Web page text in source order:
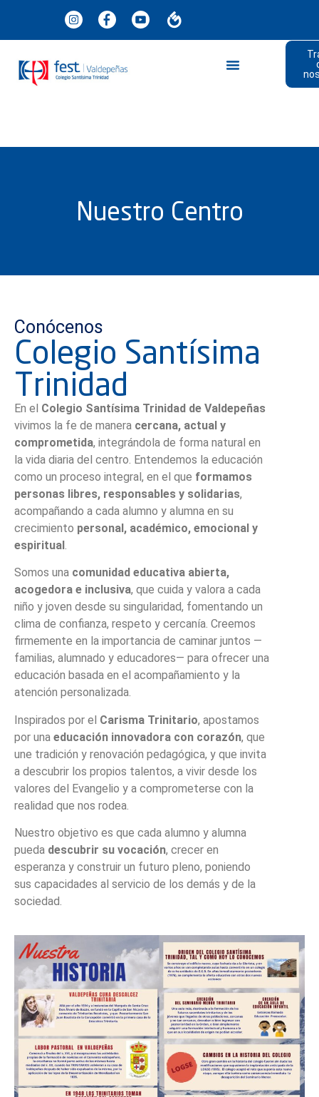
Nuestro Centro
Conócenos
Colegio Santísima
Trinidad
En el Colegio Santísima Trinidad de Valdepeñas
vivimos la fe de manera cercana, actual y
comprometida, integrándola de forma natural en
la vida diaria del centro. Entendemos la educación
como un proceso integral, en el que formamos
personas libres, responsables y solidarias,
acompañando a cada alumno y alumna en su
crecimiento personal, académico, emocional y
espiritual.
Somos una comunidad educativa abierta,
acogedora e inclusiva, que cuida y valora a cada
niño y joven desde su singularidad, fomentando un
clima de confianza, respeto y cercanía. Creemos
firmemente en la importancia de caminar juntos —
familias, alumnado y educadores— para ofrecer una
educación basada en el acompañamiento y la
atención personalizada.
Inspirados por el Carisma Trinitario, apostamos
por una educación innovadora con corazón, que
une tradición y renovación pedagógica, y que invita
a descubrir los propios talentos, a vivir desde los
valores del Evangelio y a comprometerse con la
realidad que nos rodea.
Nuestro objetivo es que cada alumno y alumna
pueda descubrir su vocación, crecer en
esperanza y construir un futuro pleno, poniendo
sus capacidades al servicio de los demás y de la
sociedad.